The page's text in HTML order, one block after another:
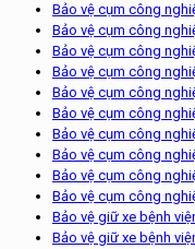
Bảo vệ cụm công
Bảo vệ cụm công
Bảo vệ cụm công
Bảo vệ cụm công
Bảo vệ cụm công
Bảo vệ cụm công
Bảo vệ cụm công
Bảo vệ cụm công
Bảo vệ cụm công
Bảo vệ cụm công
Bảo vệ giữ xe bệnh
Bảo vệ giữ xe bệnh